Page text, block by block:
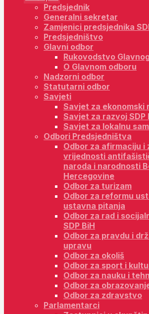
Predsjednik
Generalni sekretar
Zamjenici predsjednika
Predsjedništvo
Glavni odbor
Rukovodstvo
O Glavnom odboru
Nadzorni odbor
Statutarni odbor
Savjeti
Savjet za ekonomski
Savjet za razvoj SDP
Savjet za lokalnu
Odbori Predsjedništva
Odbor za afirmaciju i
vrijednosti
naroda i narodnosti
Hercegovine
Odbor za turizam
Odbor za reformu
ustavna pitanja
Odbor za rad i
SDP BiH
Odbor za pravdu i
upravu
Odbor za okoliš
Odbor za sport i
Odbor za nauku i
Odbor za
Odbor za zdravstvo
Parlamentarci